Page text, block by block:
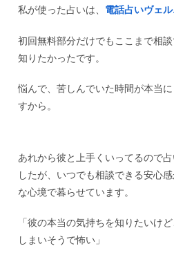
私が使った占いは、 電話占いヴェル
初回無料部分だけでもここまで相
知りたかったです。
悩んで、苦しんでいた時間が本当
すから。
あれから彼と上手くいってるので
したが、いつでも相談できる安心
な心境で暮らせています。
「彼の本当の気持ちを知りたいけ
しまいそうで怖い」